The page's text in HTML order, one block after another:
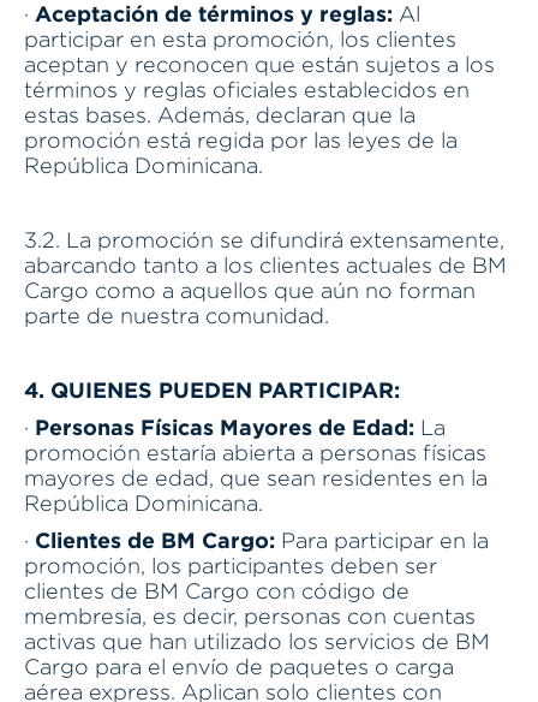
· Aceptación de términos y reglas: Al
participar en esta promoción, los clientes
aceptan y reconocen que están sujetos a los
términos y reglas oficiales establecidos en
estas bases. Además, declaran que la
promoción está regida por las leyes de la
República Dominicana.
3.2. La promoción se difundirá extensamente,
abarcando tanto a los clientes actuales de BM
Cargo como a aquellos que aún no forman
parte de nuestra comunidad.
4. QUIENES PUEDEN PARTICIPAR:
· Personas Físicas Mayores de Edad: La
promoción estaría abierta a personas físicas
mayores de edad, que sean residentes en la
República Dominicana.
· Clientes de BM Cargo: Para participar en la
promoción, los participantes deben ser
clientes de BM Cargo con código de
membresía, es decir, personas con cuentas
activas que han utilizado los servicios de BM
Cargo para el envío de paquetes o carga
aérea express. Aplican solo clientes con